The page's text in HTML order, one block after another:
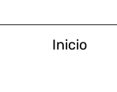
Inicio